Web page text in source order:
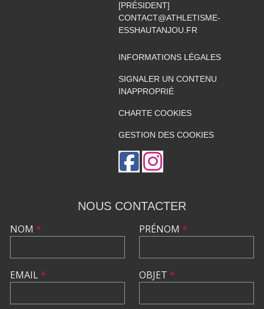
[PRÉSIDENT]
CONTACT@ATHLETISME-
ESSHAUTANJOU.FR
INFORMATIONS LÉGALES
SIGNALER UN CONTENU
INAPPROPRIÉ
CHARTE COOKIES
GESTION DES COOKIES
NOUS CONTACTER
NOM *
EMAIL*
PRÉNOM *
OBJET *